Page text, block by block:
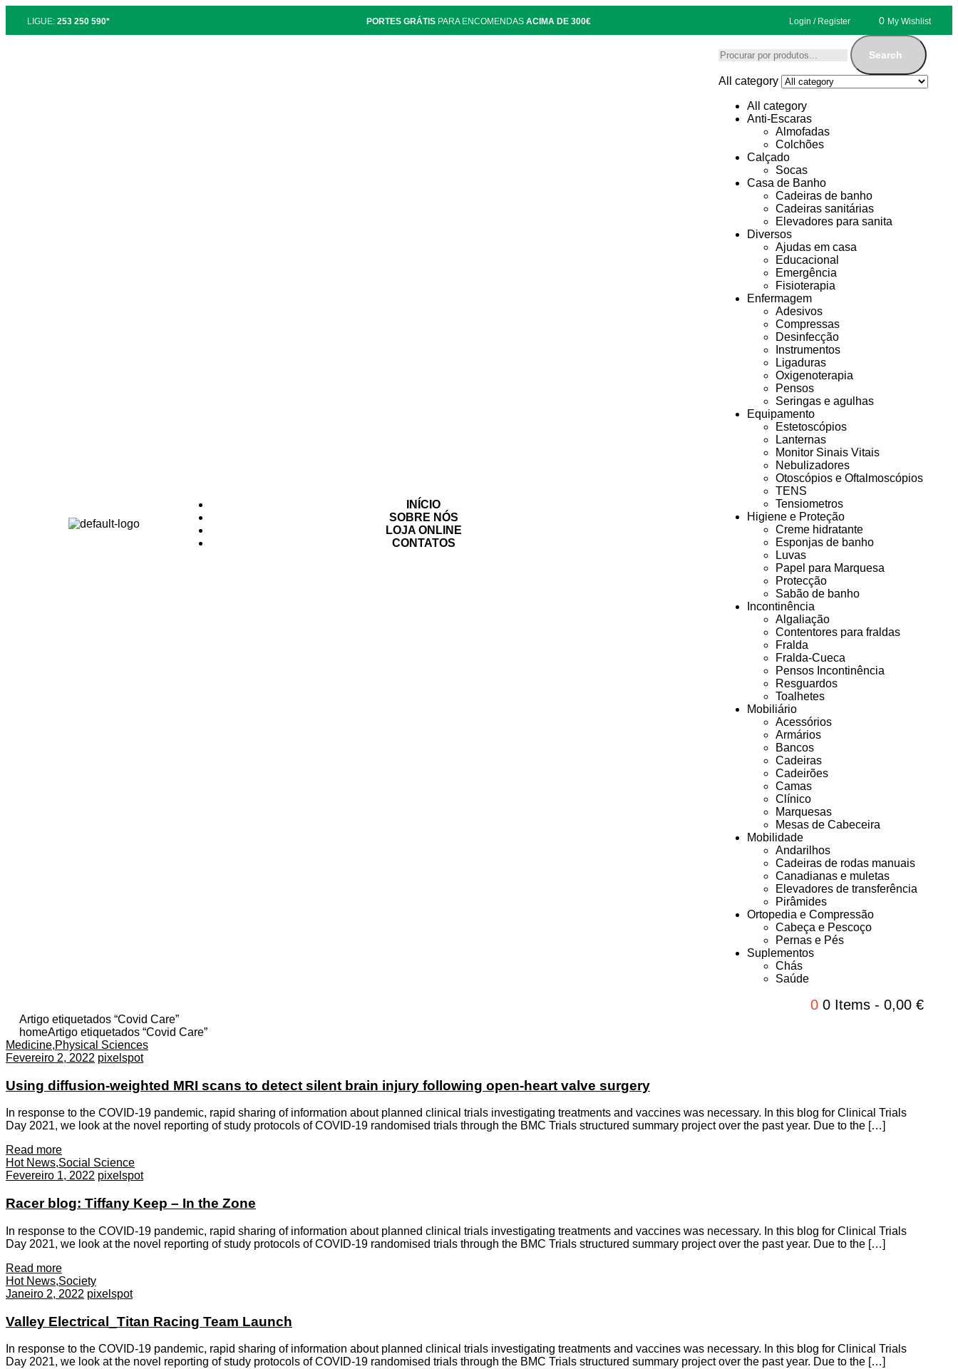
LIGUE: 253 250 590* PORTES GRÁTIS PARA ENCOMENDASACIMA DE 300€ Login / Register 0 My Wishlist
INÍCIO
SOBRE NÓS
LOJA ONLINE
CONTATOS
Search
All category
All category
Anti-Escaras
Almofadas
Colchões
Calçado
Socas
Casa de Banho
Cadeiras de banho
Cadeiras sanitárias
Elevadores para sanita
Diversos
Ajudas em casa
Educacional
Emergência
Fisioterapia
Enfermagem
Adesivos
Compressas
Desinfecção
Instrumentos
Ligaduras
Oxigenoterapia
Pensos
Seringas e agulhas
Equipamento
Estetoscópios
Lanternas
Monitor Sinais Vitais
Nebulizadores
Otoscópios e Oftalmoscópios
TENS
Tensiometros
Higiene e Proteção
Creme hidratante
Esponjas de banho
Luvas
Papel para Marquesa
Protecção
Sabão de banho
Incontinência
Algaliação
Contentores para fraldas
Fralda
Fralda-Cueca
Pensos Incontinência
Resguardos
Toalhetes
Mobiliário
Acessórios
Armários
Bancos
Cadeiras
Cadeirões
Camas
Clínico
Marquesas
Mesas de Cabeceira
Mobilidade
Andarilhos
Cadeiras de rodas manuais
Canadianas e muletas
Elevadores de transferência
Pirâmides
Ortopedia e Compressão
Cabeça e Pescoço
Pernas e Pés
Suplementos
Chás
Saúde
0 0 Items- 0,00 €
Artigo etiquetados “Covid Care”
homeArtigo etiquetados “Covid Care”
Medicine,Physical Sciences
Fevereiro 2, 2022 pixelspot
Using diffusion-weighted MRI scans to detect silent brain injury following open-heart valve surgery
In response to the COVID-19 pandemic, rapid sharing of information about planned clinical trials investigating treatments and vaccines was necessary. In this blog for Clinical Trials
Day 2021, we look at the novel reporting of study protocols of COVID-19 randomised trials through the BMC Trials structured summary project over the past year. Due to the […]
Read more
Hot News,Social Science
Fevereiro 1, 2022 pixelspot
Racer blog: Tiffany Keep – In the Zone
In response to the COVID-19 pandemic, rapid sharing of information about planned clinical trials investigating treatments and vaccines was necessary. In this blog for Clinical Trials
Day 2021, we look at the novel reporting of study protocols of COVID-19 randomised trials through the BMC Trials structured summary project over the past year. Due to the […]
Read more
Hot News,Society
Janeiro 2, 2022 pixelspot
Valley Electrical_Titan Racing Team Launch
In response to the COVID-19 pandemic, rapid sharing of information about planned clinical trials investigating treatments and vaccines was necessary. In this blog for Clinical Trials
Day 2021, we look at the novel reporting of study protocols of COVID-19 randomised trials through the BMC Trials structured summary project over the past year. Due to the […]